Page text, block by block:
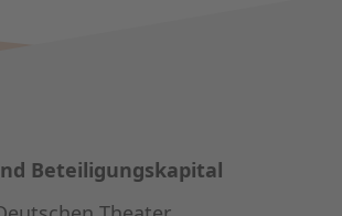
Beteiligungskapital